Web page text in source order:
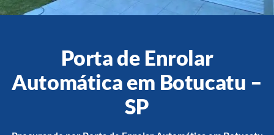
Acessórios
Enrolar em Teresópolis – RJ
Porta de Enrolar
Automática em Botucatu –
SP